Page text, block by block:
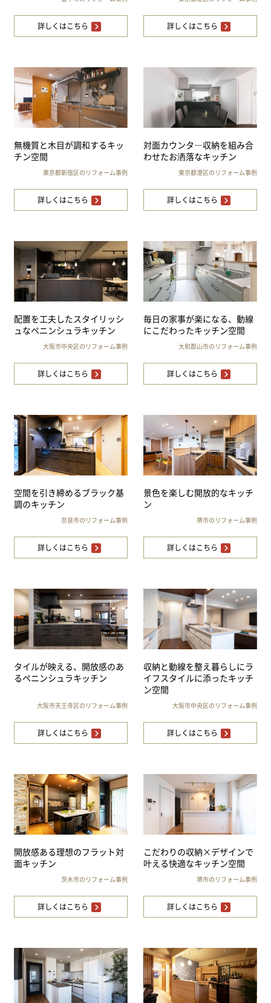
詳しくはこちら 詳しくはこちら
無機質と木目が調和するキッ
チン空間
東京都新宿区のリフォーム事例
詳しくはこちら
対面カウンタ―収納を組み合
わせたお洒落なキッチン
東京都港区のリフォーム事例
詳しくはこちら
配置を工夫したスタイリッシ
ュなペニンシュラキッチン
大阪市中央区のリフォーム事例
詳しくはこちら
毎日の家事が楽になる、動線
にこだわったキッチン空間
大和郡山市のリフォーム事例
詳しくはこちら
空間を引き締めるブラック基
調のキッチン
奈良市のリフォーム事例
詳しくはこちら
景色を楽しむ開放的なキッチ
ン
堺市のリフォーム事例
詳しくはこちら
タイルが映える、開放感のあ
るペニンシュラキッチン
大阪市天王寺区のリフォーム事例
詳しくはこちら
収納と動線を整え暮らしにラ
イフスタイルに添ったキッチ
ン空間
大阪市中央区のリフォーム事例
詳しくはこちら
開放感ある理想のフラット対
面キッチン
茨木市のリフォーム事例
詳しくはこちら
こだわりの収納×デザインで
叶える快適なキッチン空間
堺市のリフォーム事例
詳しくはこちら